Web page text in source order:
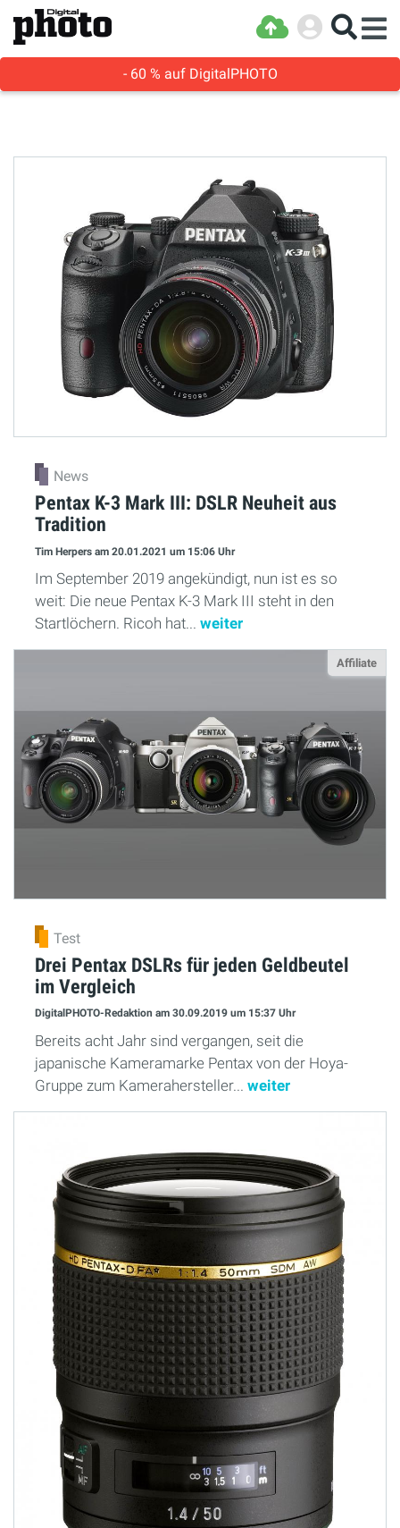
- 60 % auf DigitalPHOTO
News
Pentax K-3 Mark III: DSLR Neuheit aus
Tradition
Tim Herpers am 20.01.2021 um 15:06 Uhr
Im September 2019 angekündigt, nun ist es so
weit: Die neue Pentax K-3 Mark III steht in den
Startlöchern. Ricoh hat... weiter
Affiliate
Test
Drei Pentax DSLRs für jeden Geldbeutel
im Vergleich
DigitalPHOTO-Redaktion am 30.09.2019 um 15:37 Uhr
Bereits acht Jahr sind vergangen, seit die
japanische Kameramarke Pentax von der Hoya-
Gruppe zum Kamerahersteller... weiter